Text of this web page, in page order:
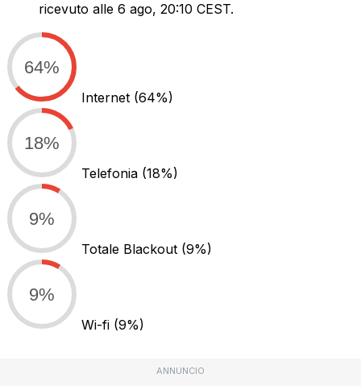
ricevuto alle 6 ago, 20:10 CEST.
64%
Internet (64%)
18%
Telefonia (18%)
9%
Totale Blackout (9%)
9%
Wi-fi (9%)
ANNUNCIO